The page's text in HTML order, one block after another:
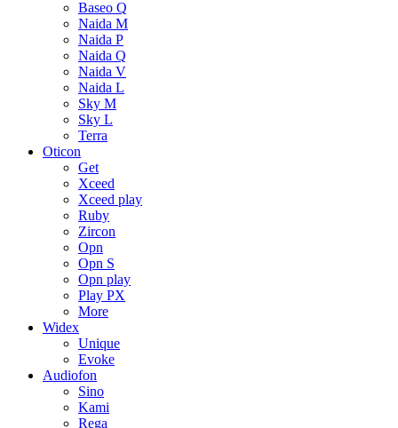
Baseo Q
Naida M
Naida P
Naida Q
Naida V
Naida L
Sky M
Sky L
Terra
Oticon
Get
Xceed
Xceed play
Ruby
Zircon
Opn
Opn S
Opn play
Play PX
More
Widex
Unique
Evoke
Audiofon
Sino
Kami
Rega